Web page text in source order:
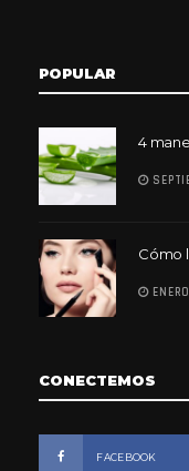
POPULAR
4
Cómo
CONECTEMOS
FACEBOOK